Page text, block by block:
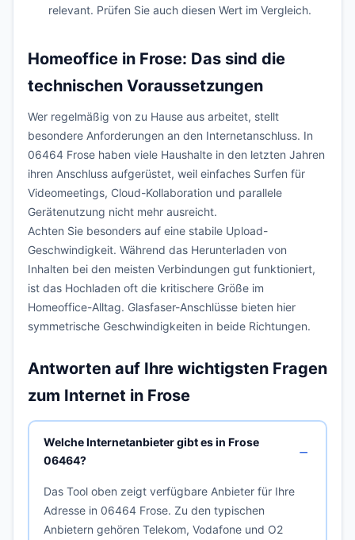
relevant. Prüfen Sie auch diesen Wert im Vergleich.
Homeoffice in Frose: Das sind die
technischen Voraussetzungen
Wer regelmäßig von zu Hause aus arbeitet, stellt
besondere Anforderungen an den Internetanschluss. In
06464 Frose haben viele Haushalte in den letzten Jahren
ihren Anschluss aufgerüstet, weil einfaches Surfen für
Videomeetings, Cloud-Kollaboration und parallele
Gerätenutzung nicht mehr ausreicht.
Achten Sie besonders auf eine stabile Upload-
Geschwindigkeit. Während das Herunterladen von
Inhalten bei den meisten Verbindungen gut funktioniert,
ist das Hochladen oft die kritischere Größe im
Homeoffice-Alltag. Glasfaser-Anschlüsse bieten hier
symmetrische Geschwindigkeiten in beide Richtungen.
Antworten auf Ihre wichtigsten Fragen
zum Internet in Frose
Welche Internetanbieter gibt es in Frose
06464?
Das Tool oben zeigt verfügbare Anbieter für Ihre
Adresse in 06464 Frose. Zu den typischen
Anbietern gehören Telekom, Vodafone und O2